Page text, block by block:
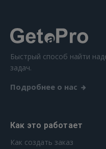
Быстрый способ найти
задач.
Подробнее о нас
Как это работает
Как создать заказ